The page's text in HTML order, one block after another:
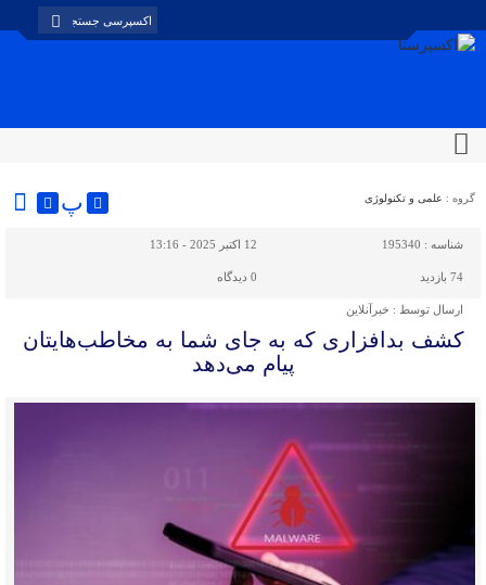
گروه : علمی و تکنولوژی پ
شناسه : 195340 12 اکتبر 2025 - 13:16
74 بازدید 0 دیدگاه
ارسال توسط : خبرآنلاین
کشف بدافزاری که به جای شما به مخاطب‌هایتان
پیام می‌دهد